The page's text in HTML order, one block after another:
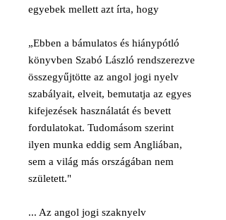
egyebek mellett azt írta, hogy
„Ebben a bámulatos és hiánypótló
könyvben Szabó László rendszerezve
összegyűjtötte az angol jogi nyelv
szabályait, elveit, bemutatja az egyes
kifejezések használatát és bevett
fordulatokat. Tudomásom szerint
ilyen munka eddig sem Angliában,
sem a világ más országában nem
született."
... Az angol jogi szaknyelv